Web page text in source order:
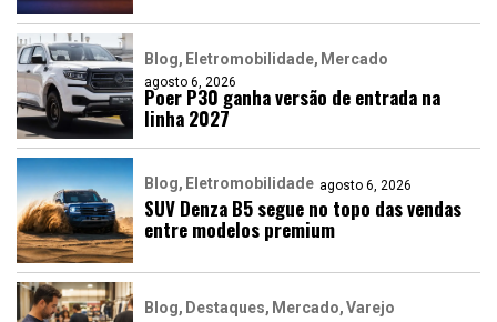
Blog Eletromobilidade Mercado
agosto 6, 2026
Poer P30 ganha versão de entrada na
linha 2027
Blog Eletromobilidade agosto 6, 2026
SUV Denza B5 segue no topo das vendas
entre modelos premium
Blog Destaques Mercado Varejo